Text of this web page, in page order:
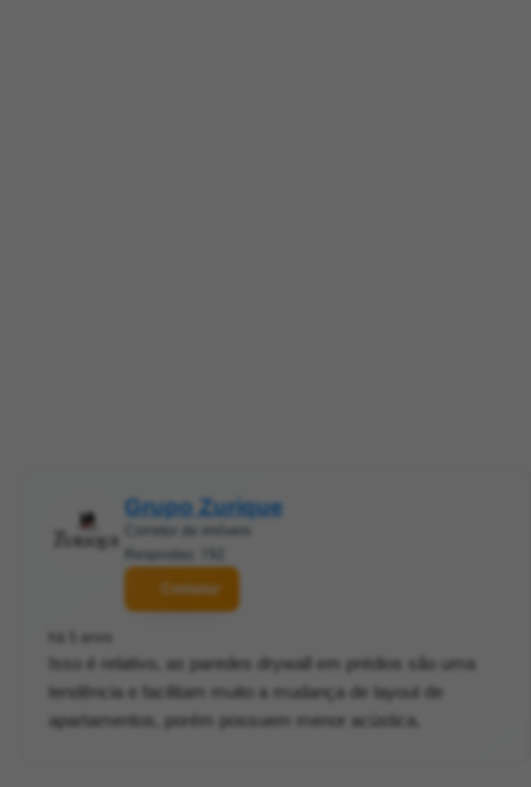
Grupo Zurique
Corretor de imóveis
Respostas: 792
Contatar
há 5 anos
Isso é relativo, as paredes drywall em prédios são uma
tendência e facilitam muito a mudança de layout de
apartamentos, porém possuem menor acústica.